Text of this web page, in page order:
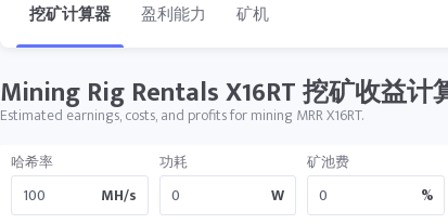
挖矿计算器 盈利能力 矿机
Mining Rig Rentals X16RT 挖矿收益计
Estimated earnings, costs, and profits for mining MRR X16RT.
哈希率
MH/s
功耗
W
矿池费
%